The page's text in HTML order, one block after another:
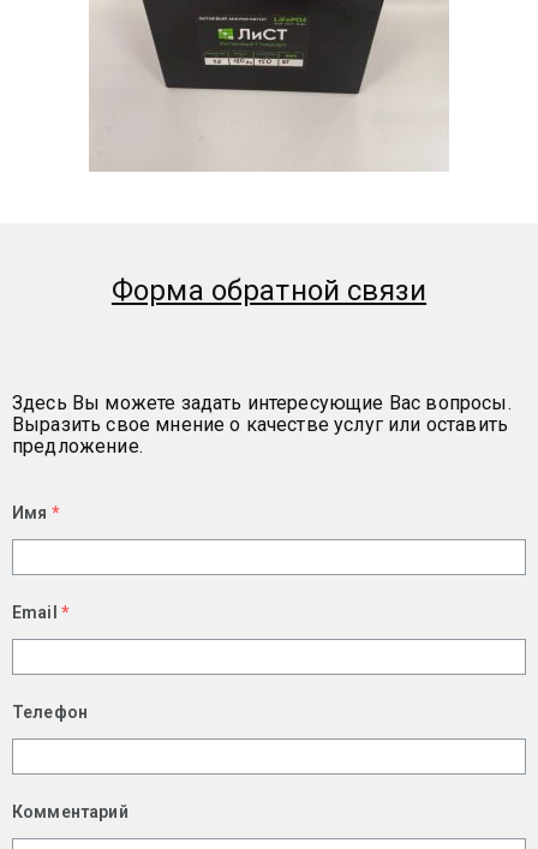
Форма обратной связи
Здесь Вы можете задать интересующие Вас вопросы.
Выразить свое мнение о качестве услуг или оставить
предложение.
Имя *
Email *
Телефон
Комментарий